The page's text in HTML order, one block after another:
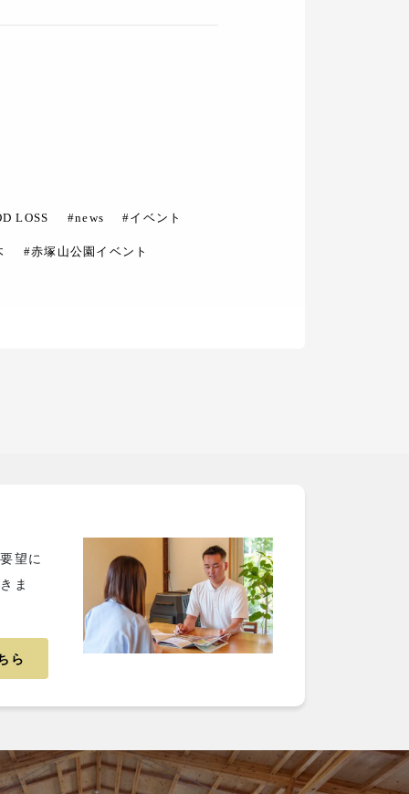
LOSS #news #イベント
#赤塚山公園イベント
望に
ま
ら